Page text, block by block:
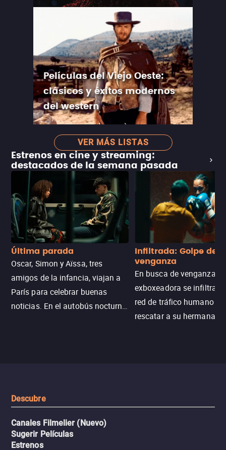
Películas del Viejo Oeste:
clásicos y éxitos modernos
del western
VER MÁS LISTAS
Estrenos en cine y streaming:
destacados de la semana pasada
Última parada
Oscar, Simon y Aïssa, tres
amigos de la infancia, viajan a
París para celebrar buenas
noticias. En el autobús nocturno
Infiltrada: Golpe de
venganza
En busca de venganza,
exboxeadora se infiltra
red de tráfico humano
rescatar a su hermana
Descubre
Canales Filmelier (Nuevo)
Sugerir Películas
Estrenos